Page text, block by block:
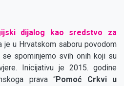
dijalog kao sredstvo za
je u Hrvatskom saboru povodom
se spominjemo svih onih koji su
Inicijativu je 2015. godine
prava “Pomoć Crkvi u